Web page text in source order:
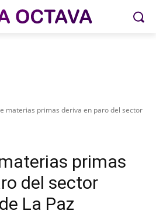
materias primas deriva en paro del sector
primas
del sector
La Paz